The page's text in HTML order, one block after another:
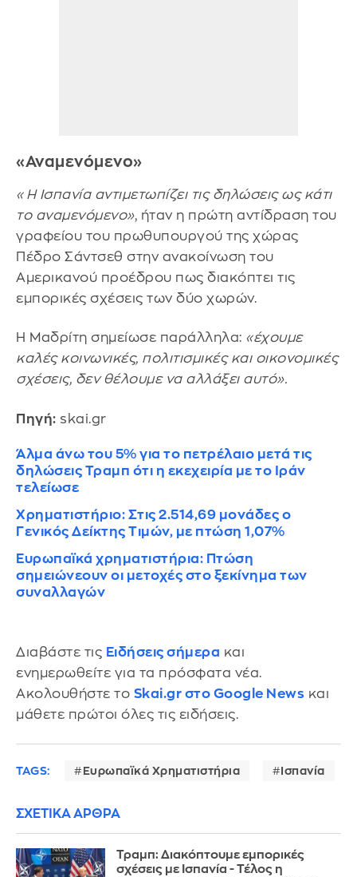
«Αναμενόμενο»
«Η Ισπανία αντιμετωπίζει τις δηλώσεις ως κάτι
το αναμενόμενο», ήταν η πρώτη αντίδραση του
γραφείου του πρωθυπουργού της χώρας
Πέδρο Σάντσεθ στην ανακοίνωση του
Αμερικανού προέδρου πως διακόπτει τις
εμπορικές σχέσεις των δύο χωρών.
Η Μαδρίτη σημείωσε παράλληλα: «έχουμε
καλές κοινωνικές, πολιτισμικές και οικονομικές
σχέσεις, δεν θέλουμε να αλλάξει αυτό».
Πηγή: skai.gr
Άλμα άνω του 5% για το πετρέλαιο μετά τις
δηλώσεις Τραμπ ότι η εκεχειρία με το Ιράν
τελείωσε
Χρηματιστήριο: Στις 2.514,69 μονάδες ο
Γενικός Δείκτης Τιμών, με πτώση 1,07%
Ευρωπαϊκά χρηματιστήρια: Πτώση
σημειώνεουν οι μετοχές στο ξεκίνημα των
συναλλαγών
Διαβάστε τις Ειδήσεις σήμερα και
ενημερωθείτε για τα πρόσφατα νέα.
Ακολουθήστε το Skai.gr στο Google News και
μάθετε πρώτοι όλες τις ειδήσεις.
TAGS: Ευρωπαϊκά Χρηματιστήρια Ισπανία
ΣΧΕΤΙΚΑ ΑΡΘΡΑ
Τραμπ: Διακόπτουμε εμπορικές
σχέσεις με Ισπανία - Τέλος η